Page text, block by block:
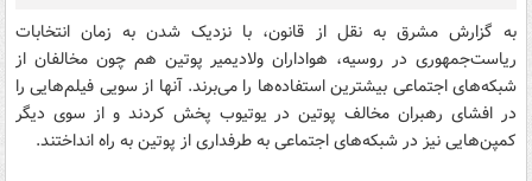
به گزارش مشرق به نقل از قانون، با نزدیک شدن به زمان انتخابات
ریاست‌جمهوری در روسیه، هواداران ولادیمیر پوتین هم چون مخالفان از
شبکه‌های اجتماعی بیشترین استفاده‌ها را می‌برند. آنها از سویی فیلم‌هایی را
در افشای رهبران مخالف پوتین در یوتیوب پخش کردند و از سوی دیگر
کمپن‌هایی نیز در شبکه‌های اجتماعی به طرفداری از پوتین به راه انداختند.